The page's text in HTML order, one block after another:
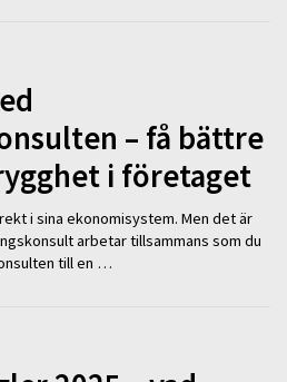
– få bättre
i företaget
i sina ekonomisystem. Men det är
arbetar tillsammans som du
till en …